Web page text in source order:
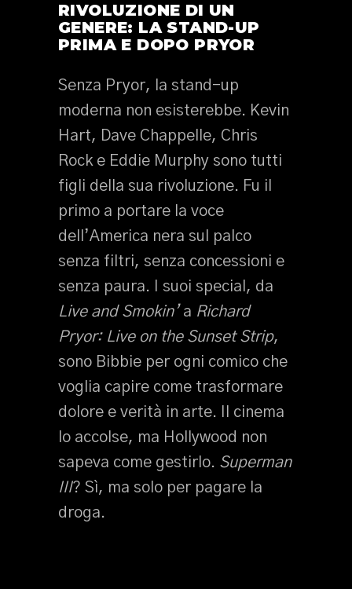
RIVOLUZIONE DI UN
GENERE: LA STAND-UP
PRIMA E DOPO PRYOR
Senza Pryor, la stand-up
moderna non esisterebbe. Kevin
Hart, Dave Chappelle, Chris
Rock e Eddie Murphy sono tutti
figli della sua rivoluzione. Fu il
primo a portare la voce
dell’America nera sul palco
senza filtri, senza concessioni e
senza paura. I suoi special, da
Live and Smokin’a Richard
Pryor: Live on the Sunset Strip,
sono Bibbie per ogni comico che
voglia capire come trasformare
dolore e verità in arte. Il cinema
lo accolse, ma Hollywood non
sapeva come gestirlo. Superman
III? Sì, ma solo per pagare la
droga.